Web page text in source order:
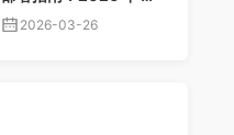
rdPress 安装配置教
2026-03-26